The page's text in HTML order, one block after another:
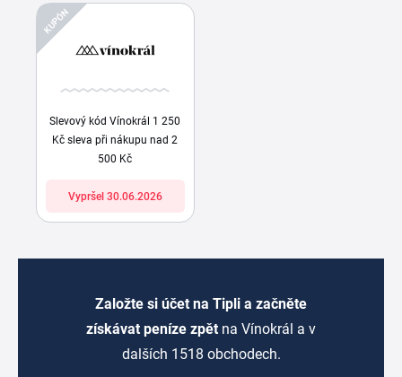
KUPÓN
Slevový kód Vínokrál 1 250
Kč sleva při nákupu nad 2
500 Kč
Vypršel 30.06.2026
Založte si účet na Tipli a začněte
získávat peníze zpět na Vínokrál a v
dalších 1518 obchodech.